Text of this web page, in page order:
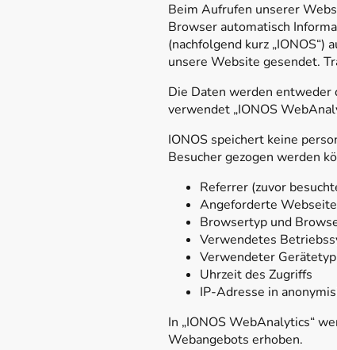
Beim Aufrufen unserer
Browser automatisch
(nachfolgend kurz
unsere Website gesendet.
Die Daten werden entweder
verwendet „IONOS
IONOS speichert keine
Besucher gezogen werden
Referrer (zuvor
Angeforderte
Browsertyp und
Verwendetes
Verwendeter Gerätetyp
Uhrzeit des Zugriffs
IP-Adresse in
In „IONOS WebAnalytics“
Webangebots erhoben.